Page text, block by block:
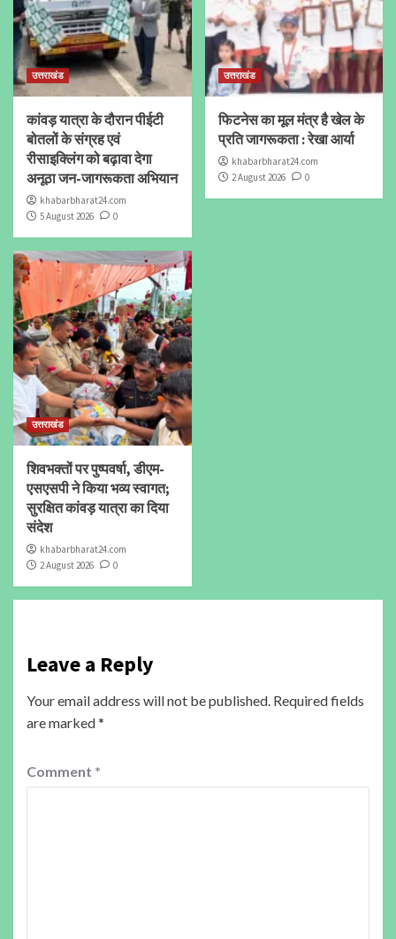
उत्तराखंड
कांवड़ यात्रा के दौरान पीईटी
बोतलों के संग्रह एवं
रीसाइक्लिंग को बढ़ावा देगा
अनूठा जन-जागरूकता अभियान
khabarbharat24.com
5 August 2026
0
उत्तराखंड
फिटनेस का मूल मंत्र है खेल के
प्रति जागरूकता : रेखा आर्या
khabarbharat24.com
2 August 2026
0
उत्तराखंड
शिवभक्तों पर पुष्पवर्षा, डीएम-
एसएसपी ने किया भव्य स्वागत;
सुरक्षित कांवड़ यात्रा का दिया
संदेश
khabarbharat24.com
2 August 2026
0
Leave a Reply
Your email address will not be published. Required fields
are marked*
Comment *